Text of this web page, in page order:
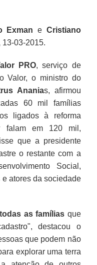
Exman e Cristiano
13-03-2015.
PRO, serviço de
Valor, o ministro do
Ananias, afirmou
60 mil famílias
ligados à reforma
falam em 120 mil,
que a presidente
o restante com a
Social,
atores da sociedade
as famílias que
destacou o
que podem não
explorar uma terra